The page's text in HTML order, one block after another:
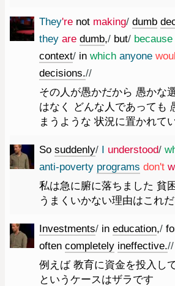
They're not making/ dumb
they are dumb,/ but/ because
context/ in which anyone
decisions.//
その人が愚かだから 愚かな
はなく どんな人であっても
まうような 状況に置かれて
So suddenly/ I understood/
anti-poverty programs don't
私は急に腑に落ちました 貧
うまくいかない理由はこれ
Investments/ in education,/
often completely ineffective.//
例えば 教育に資金を投入し
というケースはザラです